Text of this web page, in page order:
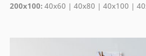
200x100: 40x60 | 40x80 | 40x100 |